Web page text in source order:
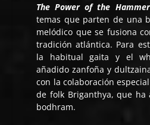
The Power of the Hammer
temas que parten de una
melódico que se fusiona
tradición atlántica. Para
la habitual gaita y el
añadido zanfoña y
con la colaboración
de folk Briganthya, que ha
bodhram.